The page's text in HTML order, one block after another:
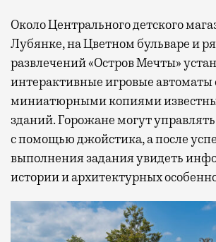
Около Центрального детского
Лубянке, на Цветном бульваре и
развлечений «Остров Мечты»
интерактивные игровые автоматы
миниатюрными копиями
зданий. Горожане могут
с помощью джойстика, а после
выполнения задания увидеть
истории и архитектурных